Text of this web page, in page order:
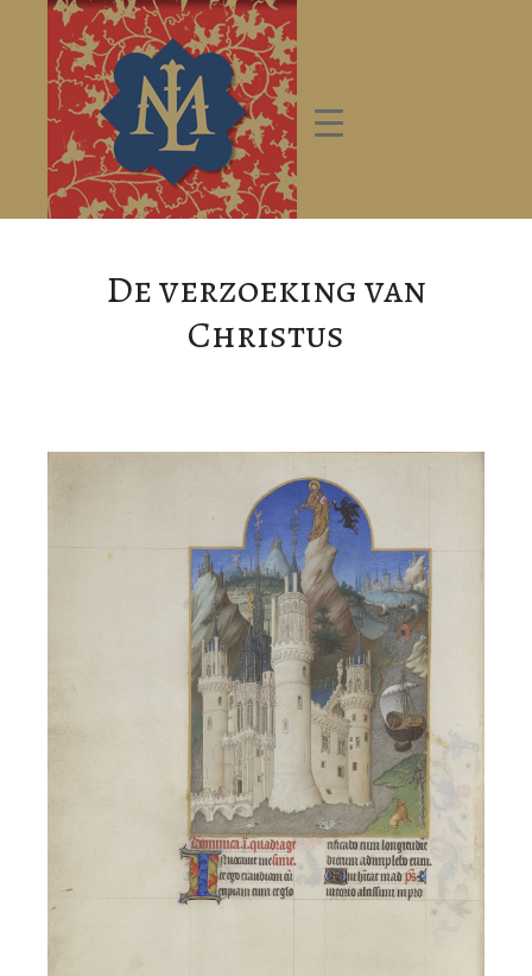
De verzoeking van
Christus